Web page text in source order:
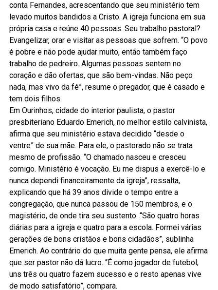
conta Fernandes, acrescentando que seu ministério tem
levado muitos bandidos a Cristo. A igreja funciona em sua
própria casa e reúne 40 pessoas. Seu trabalho pastoral?
Evangelizar, orar e visitar as pessoas que sofrem. “O povo
é pobre e não pode ajudar muito, então também faço
trabalho de pedreiro. Algumas pessoas sentem no
coração e dão ofertas, que são bem-vindas. Não peço
nada, mas vivo da fé”, resume o pregador, que é casado e
tem dois filhos.
Em Ourinhos, cidade do interior paulista, o pastor
presbiteriano Eduardo Emerich, no melhor estilo calvinista,
afirma que seu ministério estava decidido “desde o
ventre” de sua mãe. Para ele, o pastorado não se trata
mesmo de profissão. “O chamado nasceu e cresceu
comigo. Ministério é vocação. Eu me dispus a exercê-lo e
nunca dependi financeiramente da igreja”, ressalta,
explicando que há 39 anos divide o tempo entre a
congregação, que nunca passou de 150 membros, e o
magistério, de onde tira seu sustento. “São quatro horas
diárias para a igreja e quatro para a escola. Formei várias
gerações de bons cristãos e bons cidadãos”, sublinha
Emerich. Ao contrário do que muita gente pensa, ele afirma
que ser pastor não dá lucro. “É como jogador de futebol;
uns três ou quatro fazem sucesso e o resto apenas vive
de modo satisfatório”, compara.